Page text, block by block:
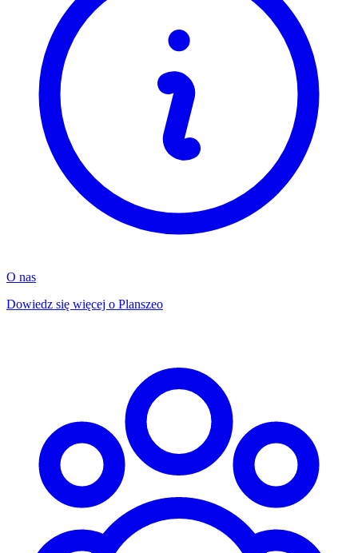
O nas
Dowiedz się więcej o Planszeo